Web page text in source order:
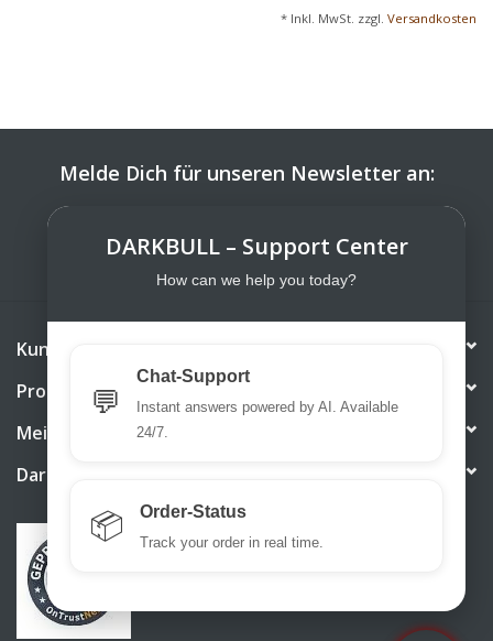
* Inkl. MwSt. zzgl. Versandkosten
Melde Dich für unseren Newsletter an:
Kundendienst
Produkte
Mein Konto
DarkBull TrendStore
DARKBULL – Support Center
How can we help you today?
💬
Chat-Support
Instant answers powered by AI. Available
24/7.
📦 Order-Status
Track your order in real time.